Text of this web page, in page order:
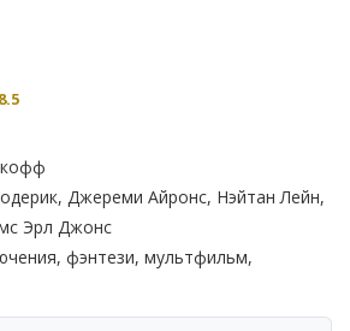
8.5
Джереми Айронс, Нэйтан Лейн,
Эрл Джонс
фэнтези, мультфильм,